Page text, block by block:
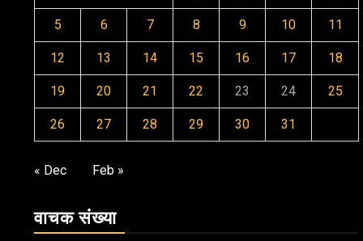
5 6 7 8 9 10 11
12 13 14 15 16 17 18
19 20 21 22 23 24 25
26 27 28 29 30 31
« Dec Feb »
वाचक संख्या